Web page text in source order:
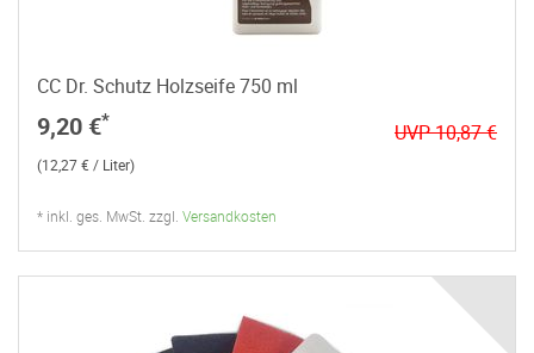
CC Dr. Schutz Holzseife 750 ml
9,20 €*
UVP 10,87 €
(12,27 € / Liter)
* inkl. ges. MwSt. zzgl. Versandkosten